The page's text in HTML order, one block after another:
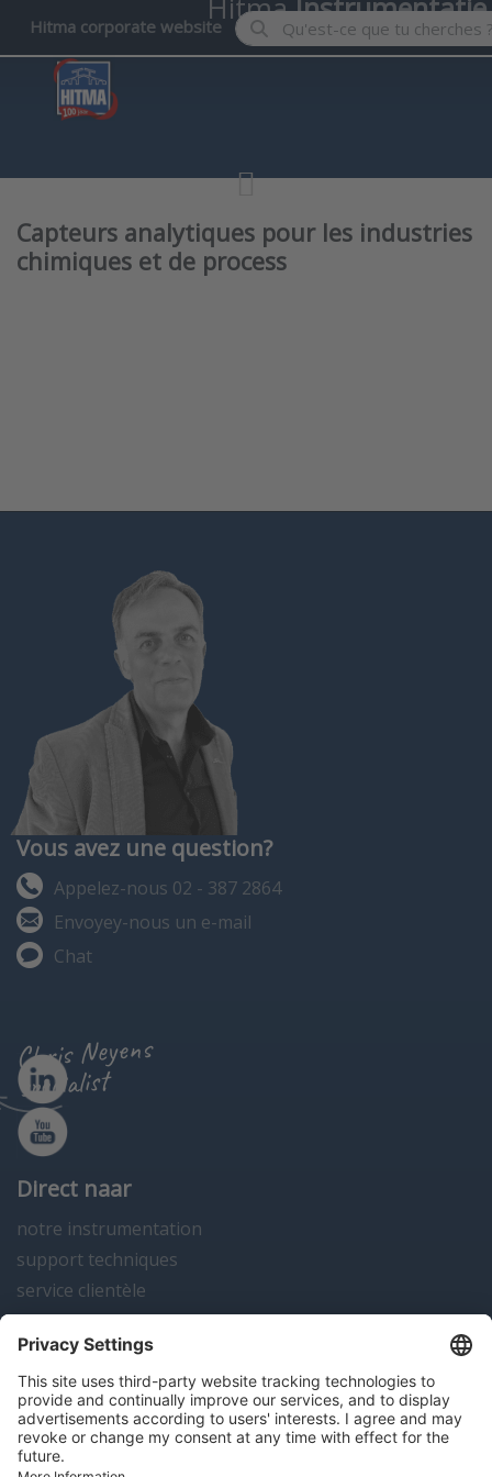
Hitma corporate website Enter a search term. Results
HitmaInstrumentatie
Capteurs analytiques pour les industries
chimiques et de process
Vous avez une question?
Appelez-nous 02 - 387 2864
Envoyey-nous un e-mail
Chat
Chris Neyens
specialist
Direct naar
notre instrumentation
support techniques
service clientèle
actualités
contact
Algemene voorwaarden Disclaimer
Colofon